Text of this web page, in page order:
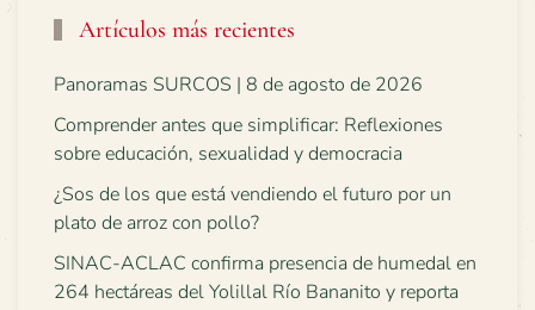
Artículos más recientes
Panoramas SURCOS | 8 de agosto de 2026
Comprender antes que simplificar: Reflexiones
sobre educación, sexualidad y democracia
¿Sos de los que está vendiendo el futuro por un
plato de arroz con pollo?
SINAC-ACLAC confirma presencia de humedal en
264 hectáreas del Yolillal Río Bananito y reporta